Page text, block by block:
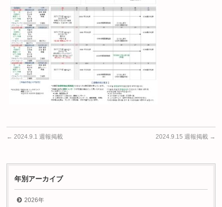
← 2024.9.1 週報掲載 2024.9.15 週報掲載 →
年別アーカイブ
2026年